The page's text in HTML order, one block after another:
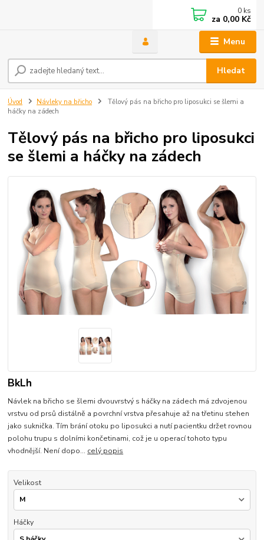
Menu
Hledat
0 ks
za 0,00 Kč
Úvod Návleky na břicho
Tělový pás na břicho pro liposukci se šlemi a
háčky na zádech
Tělový pás na břicho pro liposukci
se šlemi a háčky na zádech
BkLh
Návlek na břicho se šlemi dvouvrstvý s háčky na zádech má zdvojenou
vrstvu od prsů distálně a povrchní vrstva přesahuje až na třetinu stehen
jako suknička. Tím brání otoku po liposukci a nutí pacientku držet rovnou
polohu trupu s dolními končetinami, což je u operací tohoto typu
vhodnější. Není dopo... celý popis
Velikost
Háčky